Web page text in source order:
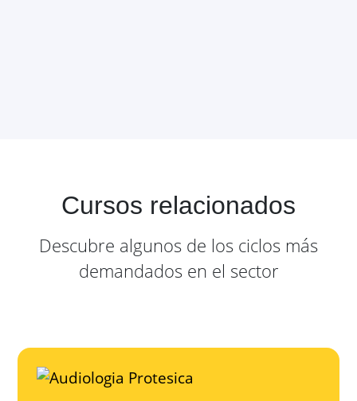
Cursos relacionados
Descubre algunos de los ciclos más
demandados en el sector